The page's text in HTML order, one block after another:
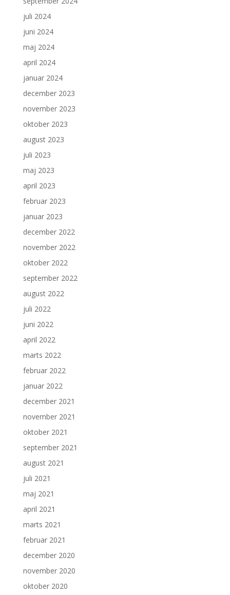
juli 2024
juni 2024
maj 2024
april 2024
januar 2024
december 2023
november 2023
oktober 2023
august 2023
juli 2023
maj 2023
april 2023
februar 2023
januar 2023
december 2022
november 2022
oktober 2022
september 2022
august 2022
juli 2022
juni 2022
april 2022
marts 2022
februar 2022
januar 2022
december 2021
november 2021
oktober 2021
september 2021
august 2021
juli 2021
maj 2021
april 2021
marts 2021
februar 2021
december 2020
november 2020
oktober 2020